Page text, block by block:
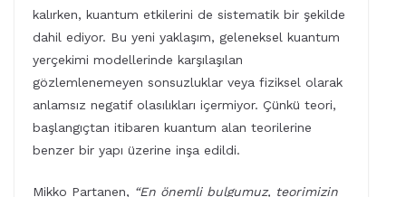
kalırken, kuantum etkilerini de sistematik bir şekilde
dahil ediyor. Bu yeni yaklaşım, geleneksel kuantum
yerçekimi modellerinde karşılaşılan
gözlemlenemeyen sonsuzluklar veya fiziksel olarak
anlamsız negatif olasılıkları içermiyor. Çünkü teori,
başlangıçtan itibaren kuantum alan teorilerine
benzer bir yapı üzerine inşa edildi.
Mikko Partanen, “En önemli bulgumuz, teorimizin